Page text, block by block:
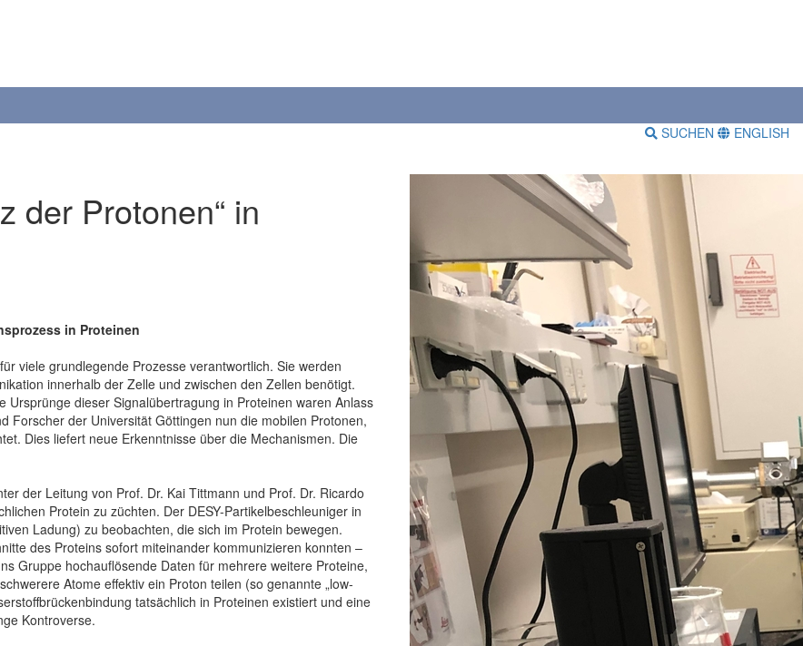
SUCHEN ENGLISH
der Protonen“ in
in Proteinen
viele grundlegende Prozesse verantwortlich. Sie werden
innerhalb der Zelle und zwischen den Zellen benötigt.
dieser Signalübertragung in Proteinen waren Anlass
Forscher der Universität Göttingen nun die mobilen Protonen,
Dies liefert neue Erkenntnisse über die Mechanismen. Die
der Leitung von Prof. Dr. Kai Tittmann und Prof. Dr. Ricardo
Protein zu züchten. Der DESY-Partikelbeschleuniger in
Ladung) zu beobachten, die sich im Protein bewegen.
des Proteins sofort miteinander kommunizieren konnten –
Gruppe hochauflösende Daten für mehrere weitere Proteine,
Atome effektiv ein Proton teilen (so genannte „low-
tatsächlich in Proteinen existiert und eine
Kontroverse.